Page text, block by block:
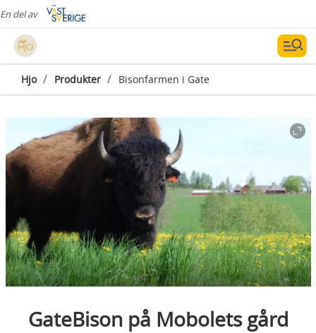
En del av
Hjo / Produkter / Bisonfarmen i Gate
GateBison på Mobolets gård